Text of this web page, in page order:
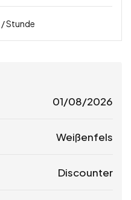
/ Stunde
01/08/2026
Weißenfels
Discounter